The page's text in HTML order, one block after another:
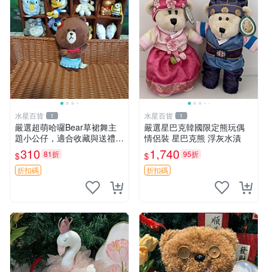
水星百貨 1
嚴選超萌哈囉Bear草裙舞主
題小公仔，適合收藏與送禮 1
00 克 哈囉Bear 草裙舞
$310 81折
折扣碼
水星百貨 1
嚴選星巴克韓國限定熊玩偶
情侶裝 星巴克熊 浮灰水漬
$1,740 95折
折扣碼